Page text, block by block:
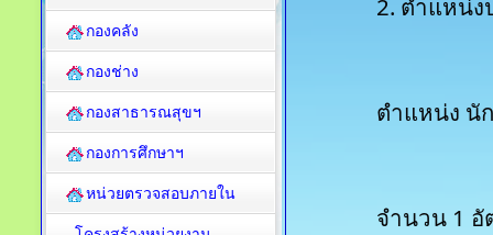
ตำแหน่ง
จำนวน 1
กองคลัง
กองช่าง
กองสาธารณสุขฯ
กองการศึกษาฯ
หน่วยตรวจสอบภายใน